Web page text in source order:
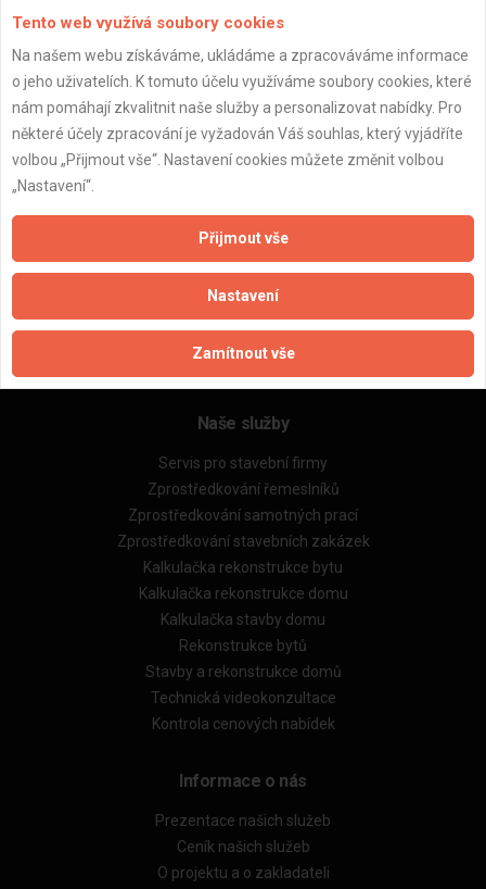
Důležité informace
Zpracování a ochrana osobních údajů
Zásady pro používání souborů cookie
Obchodní podmínky (zprostředkování)
Naše služby
Servis pro stavební firmy
Zprostředkování řemeslníků
Zprostředkování samotných prací
Zprostředkování stavebních zakázek
Kalkulačka rekonstrukce bytu
Kalkulačka rekonstrukce domu
Kalkulačka stavby domu
Rekonstrukce bytů
Stavby a rekonstrukce domů
Technická videokonzultace
Kontrola cenových nabídek
Informace o nás
Prezentace našich služeb
Ceník našich služeb
O projektu a o zakladateli
Tento web využívá soubory cookies
Na našem webu získáváme, ukládáme a zpracováváme informace
o jeho uživatelích. K tomuto účelu využíváme soubory cookies, které
nám pomáhají zkvalitnit naše služby a personalizovat nabídky. Pro
některé účely zpracování je vyžadován Váš souhlas, který vyjádříte
volbou „Přijmout vše“. Nastavení cookies můžete změnit volbou
„Nastavení“.
Přijmout vše
Nastavení
Zamítnout vše